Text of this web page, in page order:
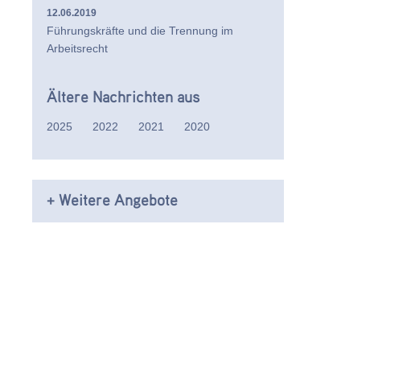
12.06.2019
Führungskräfte und die Trennung im
Arbeitsrecht
Ältere Nachrichten aus
2025 2022 2021 2020
+ Weitere Angebote